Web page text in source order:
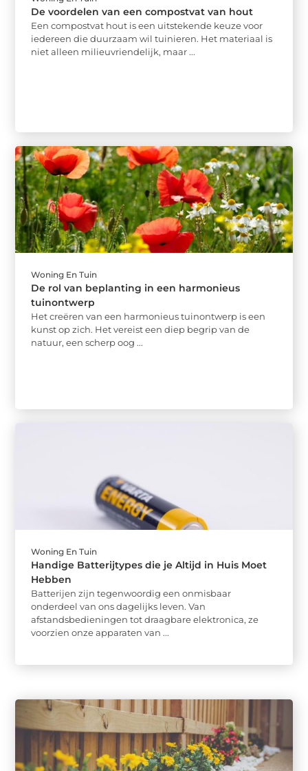
De voordelen van een compostvat van hout
Een compostvat hout is een uitstekende keuze voor
iedereen die duurzaam wil tuinieren. Het materiaal is
niet alleen milieuvriendelijk, maar ...
Woning En Tuin
De rol van beplanting in een harmonieus
tuinontwerp
Het creëren van een harmonieus tuinontwerp is een
kunst op zich. Het vereist een diep begrip van de
natuur, een scherp oog ...
Woning En Tuin
Handige Batterijtypes die je Altijd in Huis Moet
Hebben
Batterijen zijn tegenwoordig een onmisbaar
onderdeel van ons dagelijks leven. Van
afstandsbedieningen tot draagbare elektronica, ze
voorzien onze apparaten van ...